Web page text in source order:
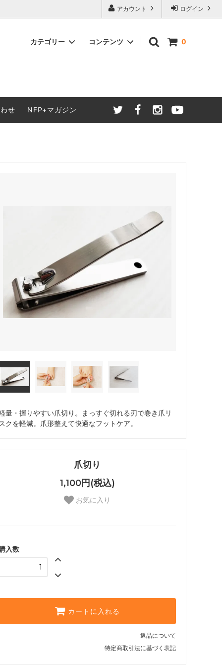
ログイン
アカウント
0
カテゴリー コンテンツ
せ NFP+マガジン
量・握りやすい爪切り。まっすぐ切れる刃で巻き爪リ
スクを軽減。爪形整えて快適なフットケア。
爪切り
1,100円(税込)
お気に入り
入数
カートに入れる
返品について
特定商取引法に基づく表記